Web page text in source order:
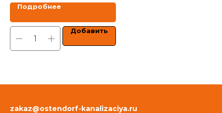
Подробнее
Добавить
zakaz@ostendorf-kanalizaciya.ru